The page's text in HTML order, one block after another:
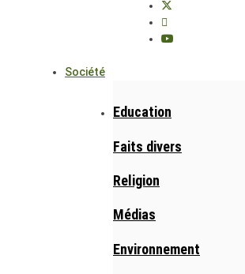
Société
Education
Faits divers
Religion
Médias
Environnement